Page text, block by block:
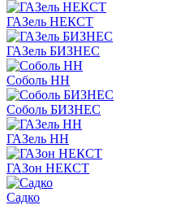
ГАЗель НЕКСТ
ГАЗель БИЗНЕС
Соболь НН
Соболь БИЗНЕС
ГАЗель НН
ГАЗон НЕКСТ
Садко